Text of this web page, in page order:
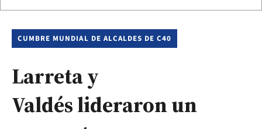
CUMBRE MUNDIAL DE ALCALDES DE C40
Larreta y
Valdés lideraron un